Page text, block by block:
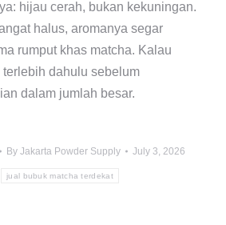
hijau cerah, bukan kekuningan.
halus, aromanya segar
rumput khas matcha. Kalau
dahulu sebelum
dalam jumlah besar.
By Jakarta Powder Supply July 3, 2026
jual bubuk matcha terdekat